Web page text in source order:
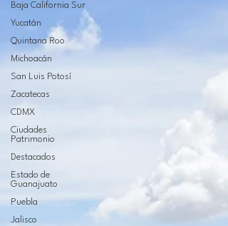
Baja California Sur
Yucatán
Quintana Roo
Michoacán
San Luis Potosí
Zacatecas
CDMX
Ciudades
Patrimonio
Destacados
Estado de
Guanajuato
Puebla
Jalisco